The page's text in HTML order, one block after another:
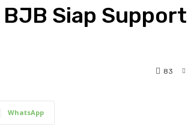
Siap Support
83
WhatsApp